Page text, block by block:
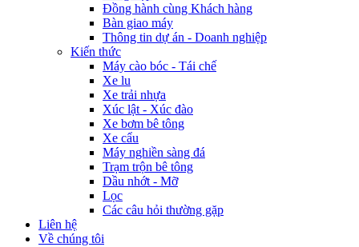
Đồng hành cùng Khách hàng
Bàn giao máy
Thông tin dự án - Doanh nghiệp
Kiến thức
Máy cào bóc - Tái chế
Xe lu
Xe trải nhựa
Xúc lật - Xúc đào
Xe bơm bê tông
Xe cẩu
Máy nghiền sàng đá
Trạm trộn bê tông
Dầu nhớt - Mỡ
Lọc
Các câu hỏi thường gặp
Liên hệ
Về chúng tôi